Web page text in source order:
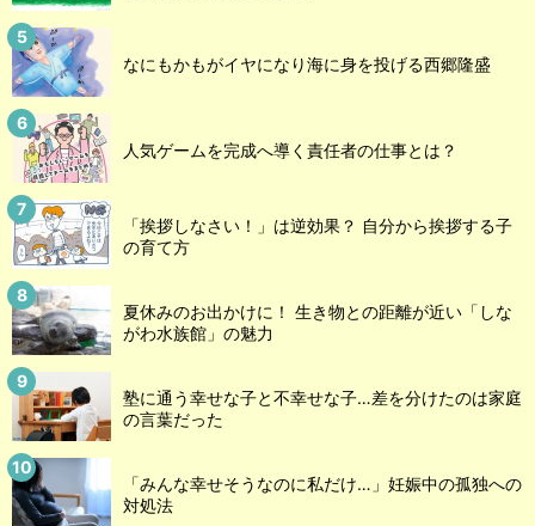
なにもかもがイヤになり海に身を投げる西郷隆盛
人気ゲームを完成へ導く責任者の仕事とは？
「挨拶しなさい！」は逆効果？ 自分から挨拶する子
の育て方
夏休みのお出かけに！ 生き物との距離が近い「しな
がわ水族館」の魅力
塾に通う幸せな子と不幸せな子…差を分けたのは家庭
の言葉だった
「みんな幸せそうなのに私だけ…」妊娠中の孤独への
対処法